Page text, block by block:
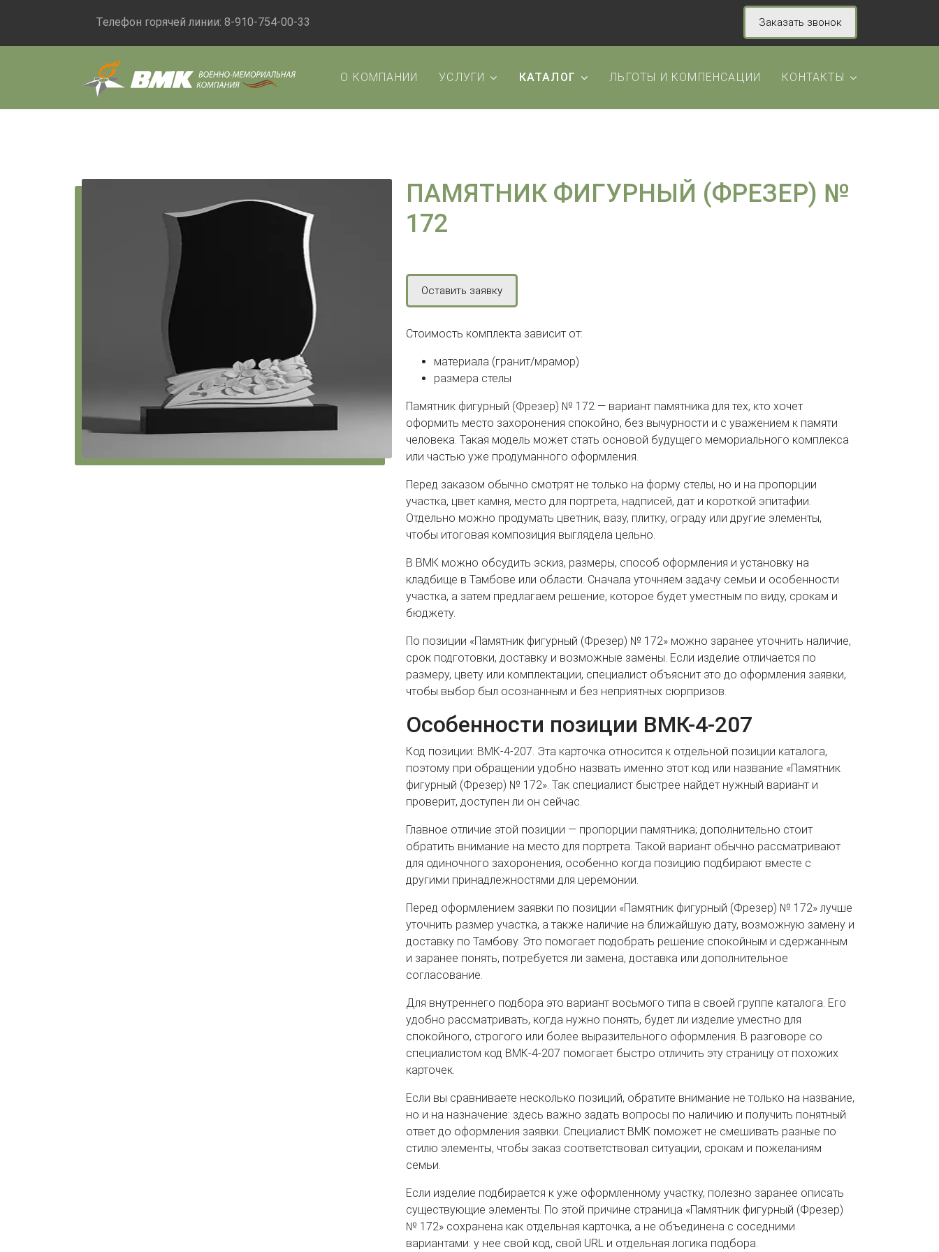
Телефон горячей линии: 8-910-754-00-33 Заказать звонок
О КОМПАНИИ УСЛУГИ КАТАЛОГ ЛЬГОТЫ И КОМПЕНСАЦИИ КОНТАКТЫ
ПАМЯТНИК ФИГУРНЫЙ (ФРЕЗЕР) №
172
Оставить заявку
Стоимость комплекта зависит от:
материала (гранит/мрамор)
размера стелы
Памятник фигурный (Фрезер) № 172 — вариант памятника для тех, кто хочет
оформить место захоронения спокойно, без вычурности и с уважением к памяти
человека. Такая модель может стать основой будущего мемориального комплекса
или частью уже продуманного оформления.
Перед заказом обычно смотрят не только на форму стелы, но и на пропорции
участка, цвет камня, место для портрета, надписей, дат и короткой эпитафии.
Отдельно можно продумать цветник, вазу, плитку, ограду или другие элементы,
чтобы итоговая композиция выглядела цельно.
В ВМК можно обсудить эскиз, размеры, способ оформления и установку на
кладбище в Тамбове или области. Сначала уточняем задачу семьи и особенности
участка, а затем предлагаем решение, которое будет уместным по виду, срокам и
бюджету.
По позиции «Памятник фигурный (Фрезер) № 172» можно заранее уточнить наличие,
срок подготовки, доставку и возможные замены. Если изделие отличается по
размеру, цвету или комплектации, специалист объяснит это до оформления заявки,
чтобы выбор был осознанным и без неприятных сюрпризов.
Особенности позиции ВМК-4-207
Код позиции: ВМК-4-207. Эта карточка относится к отдельной позиции каталога,
поэтому при обращении удобно назвать именно этот код или название «Памятник
фигурный (Фрезер) № 172». Так специалист быстрее найдет нужный вариант и
проверит, доступен ли он сейчас.
Главное отличие этой позиции — пропорции памятника; дополнительно стоит
обратить внимание на место для портрета. Такой вариант обычно рассматривают
для одиночного захоронения, особенно когда позицию подбирают вместе с
другими принадлежностями для церемонии.
Перед оформлением заявки по позиции «Памятник фигурный (Фрезер) № 172» лучше
уточнить размер участка, а также наличие на ближайшую дату, возможную замену и
доставку по Тамбову. Это помогает подобрать решение спокойным и сдержанным
и заранее понять, потребуется ли замена, доставка или дополнительное
согласование.
Для внутреннего подбора это вариант восьмого типа в своей группе каталога. Его
удобно рассматривать, когда нужно понять, будет ли изделие уместно для
спокойного, строгого или более выразительного оформления. В разговоре со
специалистом код ВМК-4-207 помогает быстро отличить эту страницу от похожих
карточек.
Если вы сравниваете несколько позиций, обратите внимание не только на название,
но и на назначение: здесь важно задать вопросы по наличию и получить понятный
ответ до оформления заявки. Специалист ВМК поможет не смешивать разные по
стилю элементы, чтобы заказ соответствовал ситуации, срокам и пожеланиям
семьи.
Если изделие подбирается к уже оформленному участку, полезно заранее описать
существующие элементы. По этой причине страница «Памятник фигурный (Фрезер)
№ 172» сохранена как отдельная карточка, а не объединена с соседними
вариантами: у нее свой код, свой URL и отдельная логика подбора.